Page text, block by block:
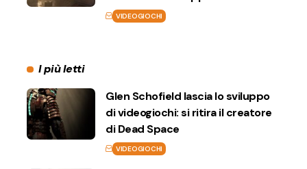
VIDEOGIOCHI
I più letti
Glen Schofield lascia lo sviluppo
di videogiochi: si ritira il creatore
di Dead Space
VIDEOGIOCHI